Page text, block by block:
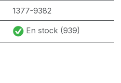
1377-9382
En stock (939)